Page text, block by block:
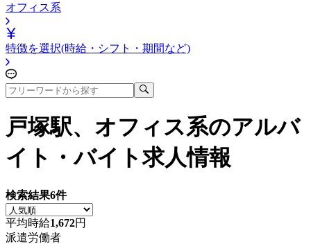
オフィス系
特徴を選択(時給・シフト・期間など)
戸塚駅、オフィス系のアルバ
イト・バイト求人情報
検索結果6件
平均時給1,672円
派遣労働者